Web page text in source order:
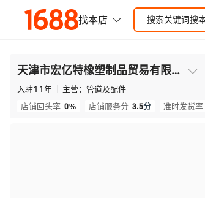
天津市宏亿特橡塑制品贸易有限公司
入驻11年 主营： 管道及配件
店铺回头率 0% 店铺服务分 3.5分 准时发货率